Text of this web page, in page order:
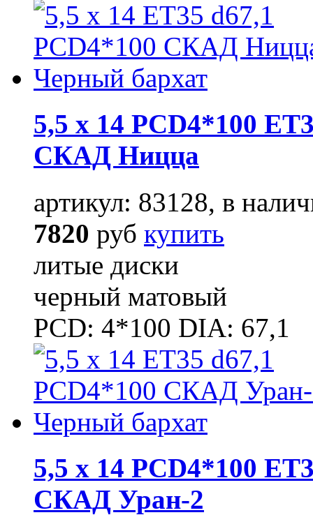
5,5 x 14 PCD4*100
СКАД Ницца
артикул: 83128, в
7820 руб купить
литые диски
черный матовый
PCD: 4*100 DIA: 67,1
5,5 x 14 PCD4*100
СКАД Уран-2